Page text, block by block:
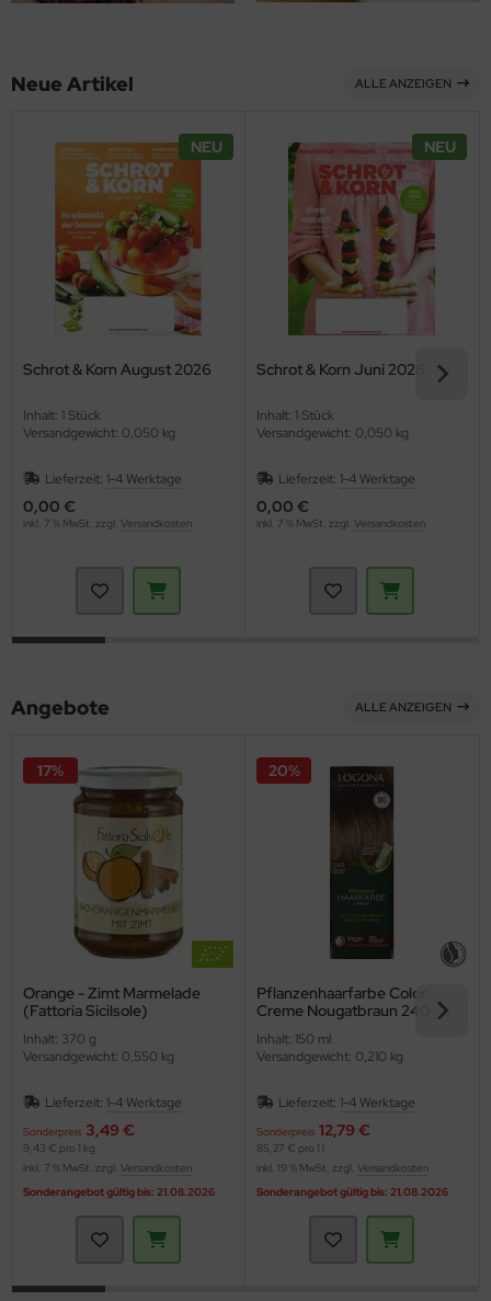
Neue Artikel ALLE ANZEIGEN
NEU
Schrot & Korn August 2026
Inhalt: 1 Stück
Versandgewicht: 0,050 kg
Lieferzeit: 1-4 Werktage
0,00 €
inkl. 7 % MwSt. zzgl. Versandkosten
NEU
Schrot & Korn Juni 2026
Inhalt: 1 Stück
Versandgewicht: 0,050 kg
Lieferzeit: 1-4 Werktage
0,00 €
inkl. 7 % MwSt. zzgl. Versandkosten
Angebote ALLE ANZEIGEN
Orange - Zimt Marmelade
(Fattoria Sicilsole)
Inhalt: 370 g
Versandgewicht: 0,550 kg
Lieferzeit: 1-4 Werktage
Sonderpreis 3,49 €
17%
9,43 € pro 1 kg
inkl. 7 % MwSt. zzgl. Versandkosten
Sonderangebot gültig bis: 21.08.2026
Pflanzenhaarfarbe Color
Creme Nougatbraun 240
Inhalt: 150 ml
Versandgewicht: 0,210 kg
Lieferzeit: 1-4 Werktage
Sonderpreis 12,79 €
20%
85,27 € pro 1 l
inkl. 19 % MwSt. zzgl. Versandkosten
Sonderangebot gültig bis: 21.08.2026
Nüsse
& Süßungsmittel